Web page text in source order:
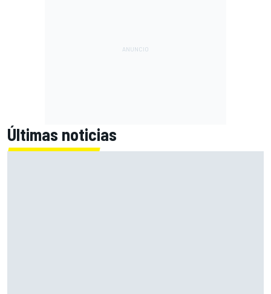
Últimas noticias